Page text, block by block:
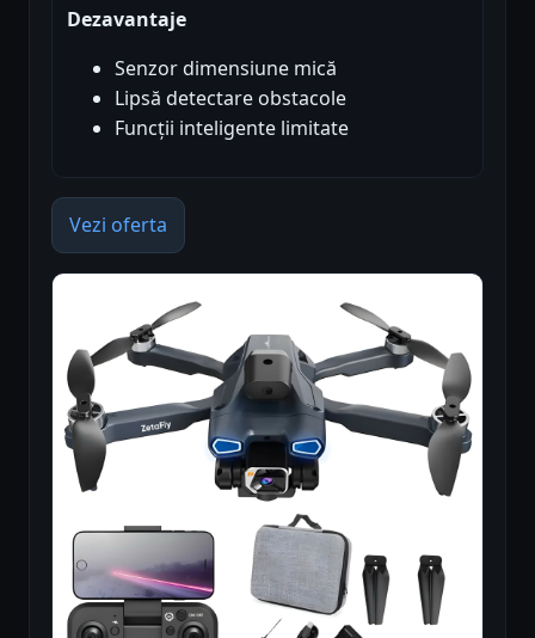
Dezavantaje
Senzor dimensiune mică
Lipsă detectare obstacole
Funcții inteligente limitate
Vezi oferta